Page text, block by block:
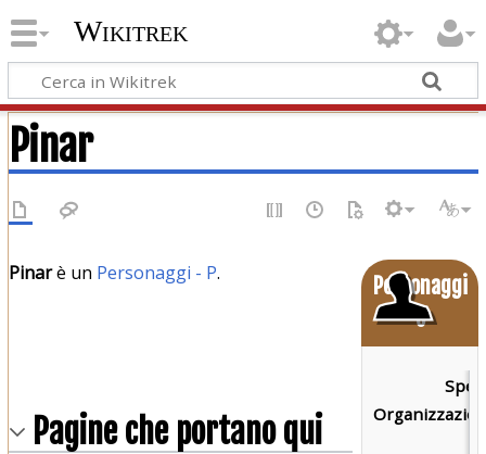
Wikitrek
Pinar
Personaggi
o
Pinarè un Personaggi - P.
Pagine che portano qui